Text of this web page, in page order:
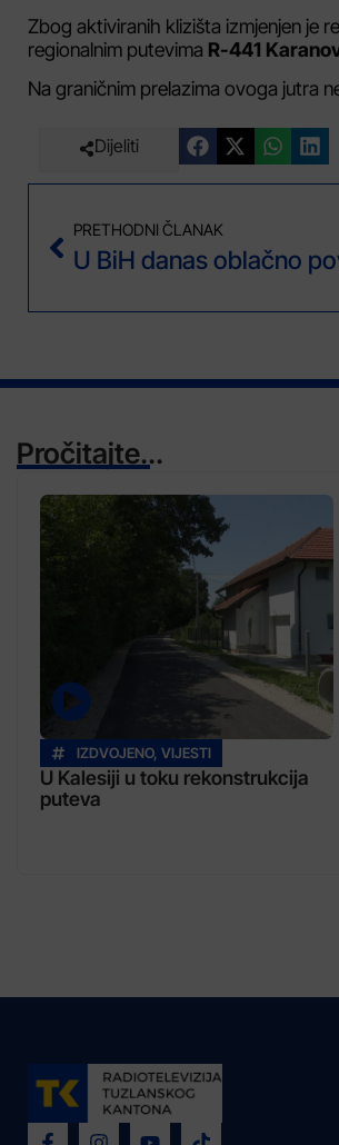
Zbog aktiviranih klizišta izmjenjen je
regionalnim putevima R-441
Na graničnim prelazima ovoga jutra
Dijeliti
PRETHODNI ČLANAK
Pročitajte...
IZDVOJENO, VIJESTI
U Kalesiji u toku rekonstrukcija
puteva